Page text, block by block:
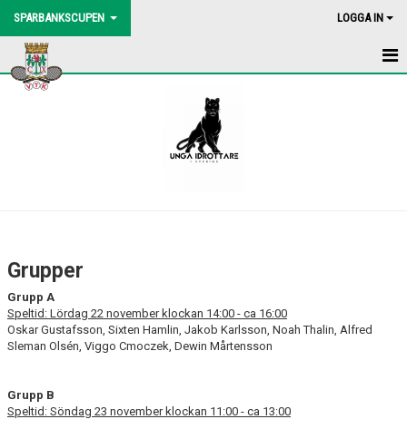
SPARBANKSCUPEN LOGGA IN
HEM
Grupper
Grupp A
Speltid: Lördag 22 november klockan 14:00 - ca 16:00
Oskar Gustafsson, Sixten Hamlin, Jakob Karlsson, Noah Thalin, Alfred
Sleman Olsén, Viggo Cmoczek, Dewin Mårtensson
Grupp B
Speltid: Söndag 23 november klockan 11:00 - ca 13:00